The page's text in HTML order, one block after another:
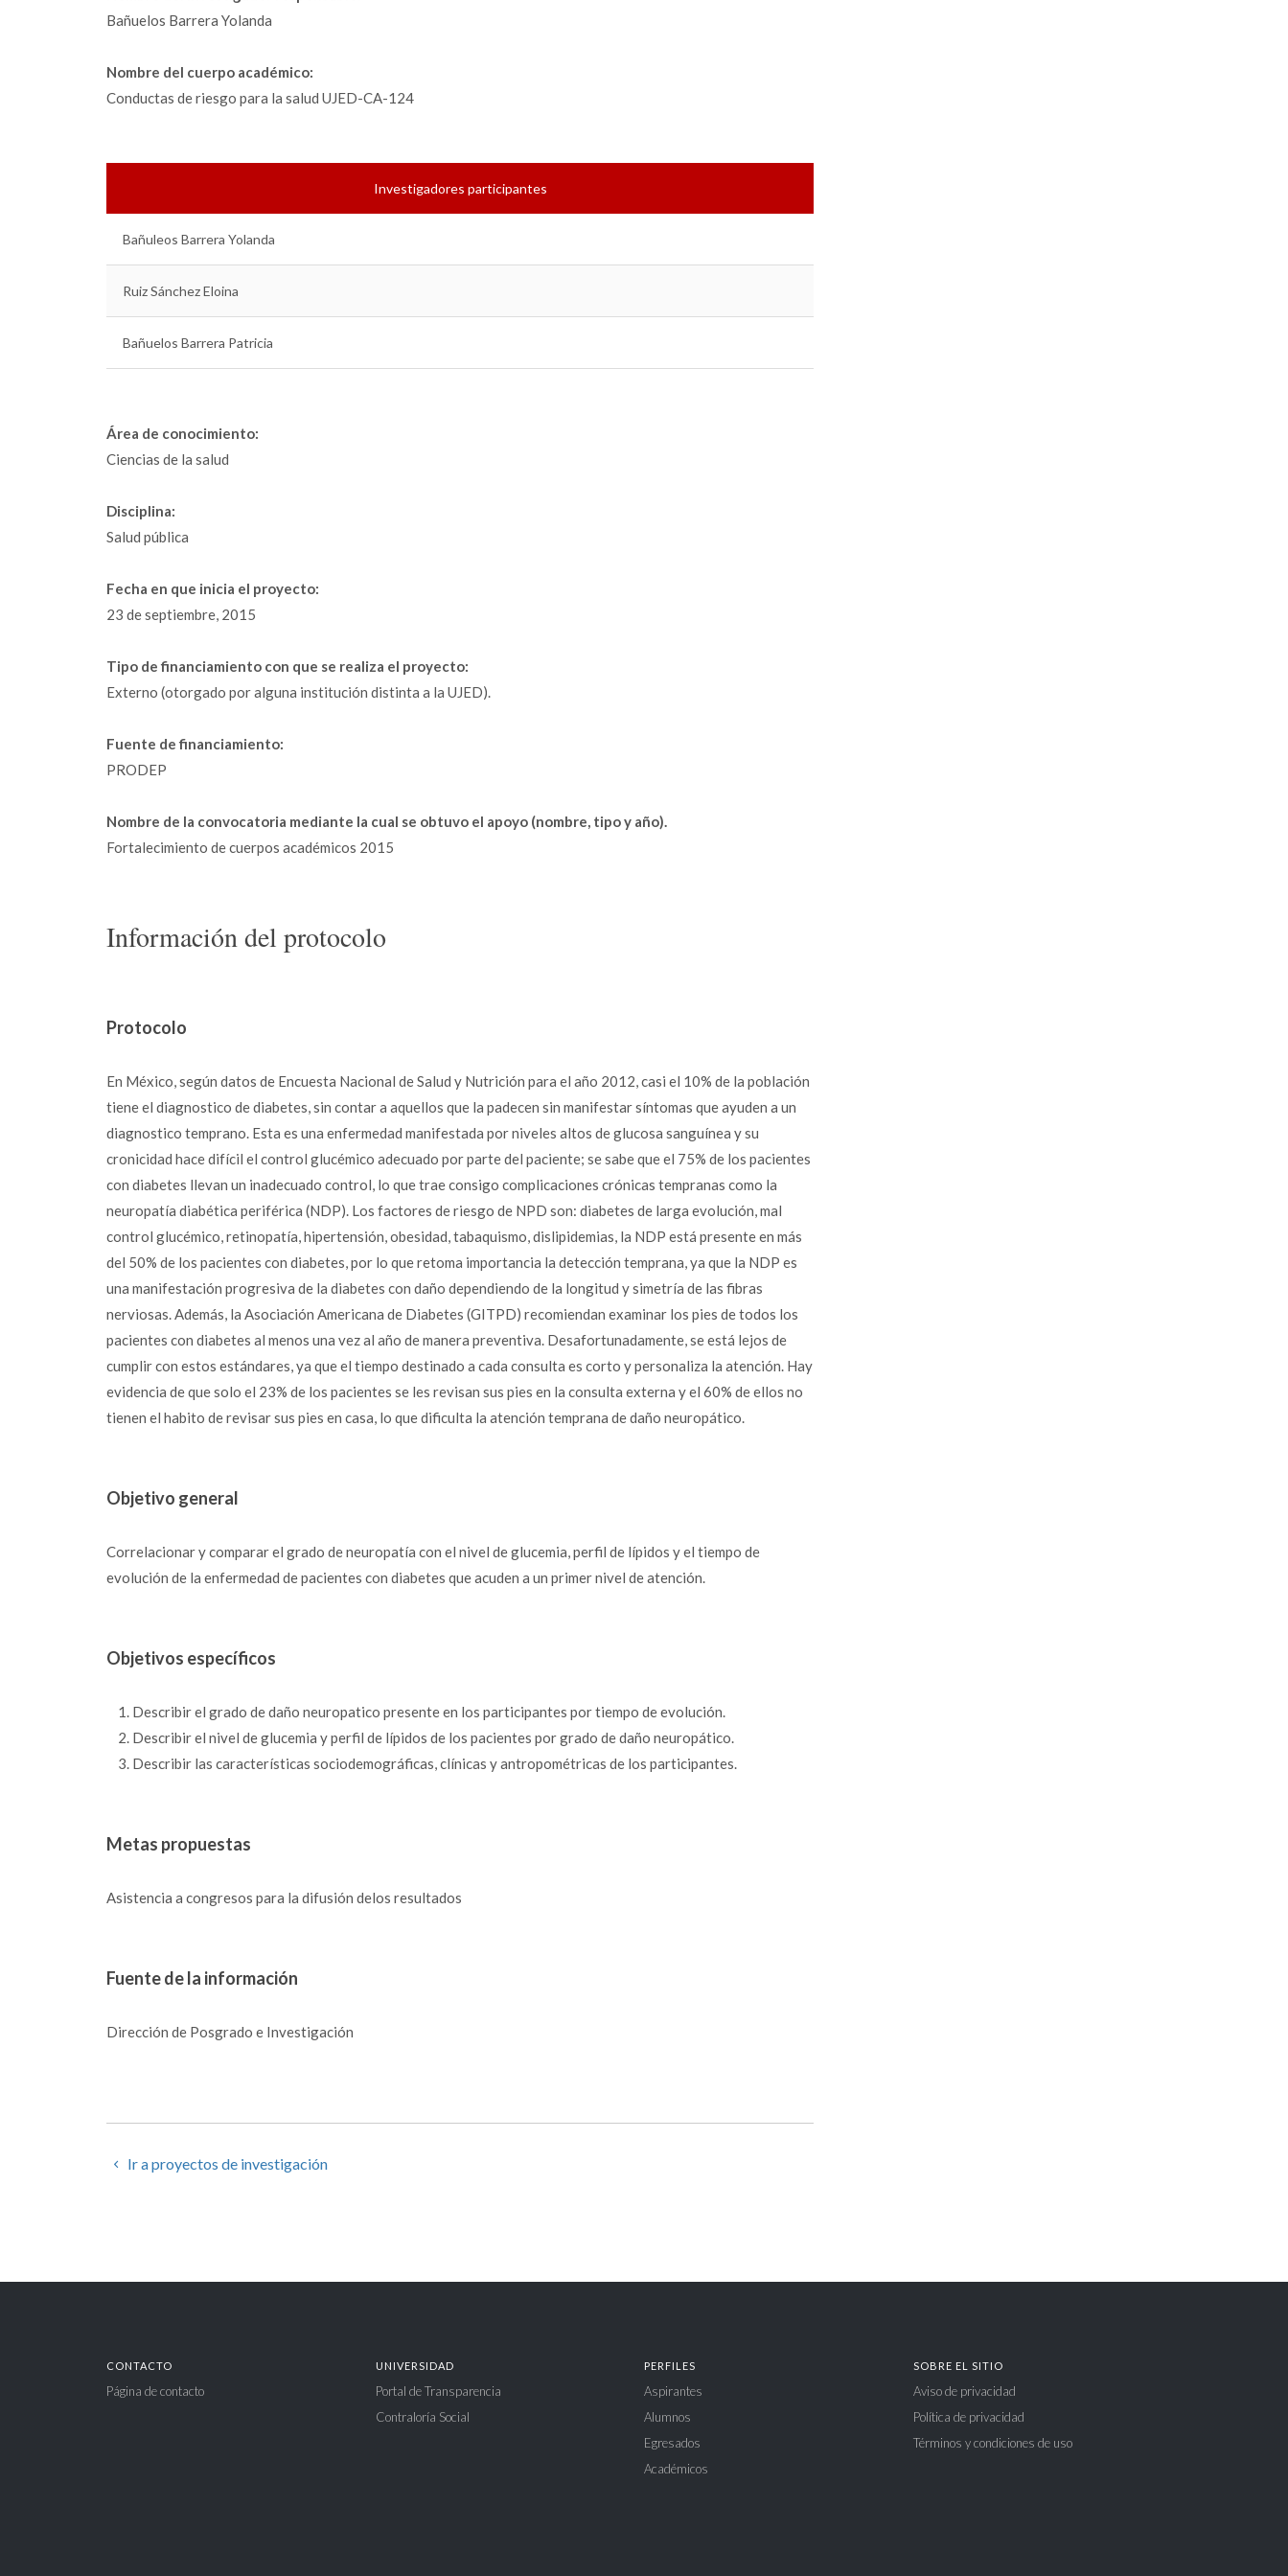
Bañuelos Barrera Yolanda
Nombre del cuerpo académico:
Conductas de riesgo para la salud UJED-CA-124
Investigadores participantes
Bañuleos Barrera Yolanda
Ruiz Sánchez Eloina
Bañuelos Barrera Patricia
Área de conocimiento:
Ciencias de la salud
Disciplina:
Salud pública
Fecha en que inicia el proyecto:
23 de septiembre, 2015
Tipo de financiamiento con que se realiza el proyecto:
Externo (otorgado por alguna institución distinta a la UJED).
Fuente de financiamiento:
PRODEP
Nombre de la convocatoria mediante la cual se obtuvo el apoyo (nombre, tipo y año).
Fortalecimiento de cuerpos académicos 2015
Información del protocolo
Protocolo
En México, según datos de Encuesta Nacional de Salud y Nutrición para el año 2012, casi el 10% de la población
tiene el diagnostico de diabetes, sin contar a aquellos que la padecen sin manifestar síntomas que ayuden a un
diagnostico temprano. Esta es una enfermedad manifestada por niveles altos de glucosa sanguínea y su
cronicidad hace difícil el control glucémico adecuado por parte del paciente; se sabe que el 75% de los pacientes
con diabetes llevan un inadecuado control, lo que trae consigo complicaciones crónicas tempranas como la
neuropatía diabética periférica (NDP). Los factores de riesgo de NPD son: diabetes de larga evolución, mal
control glucémico, retinopatía, hipertensión, obesidad, tabaquismo, dislipidemias, la NDP está presente en más
del 50% de los pacientes con diabetes, por lo que retoma importancia la detección temprana, ya que la NDP es
una manifestación progresiva de la diabetes con daño dependiendo de la longitud y simetría de las fibras
nerviosas. Además, la Asociación Americana de Diabetes (GITPD) recomiendan examinar los pies de todos los
pacientes con diabetes al menos una vez al año de manera preventiva. Desafortunadamente, se está lejos de
cumplir con estos estándares, ya que el tiempo destinado a cada consulta es corto y personaliza la atención. Hay
evidencia de que solo el 23% de los pacientes se les revisan sus pies en la consulta externa y el 60% de ellos no
tienen el habito de revisar sus pies en casa, lo que dificulta la atención temprana de daño neuropático.
Objetivo general
Correlacionar y comparar el grado de neuropatía con el nivel de glucemia, perfil de lípidos y el tiempo de
evolución de la enfermedad de pacientes con diabetes que acuden a un primer nivel de atención.
Objetivos específicos
Describir el grado de daño neuropatico presente en los participantes por tiempo de evolución.
Describir el nivel de glucemia y perfil de lípidos de los pacientes por grado de daño neuropático.
Describir las características sociodemográficas, clínicas y antropométricas de los participantes.
Metas propuestas
Asistencia a congresos para la difusión delos resultados
Fuente de la información
Dirección de Posgrado e Investigación
Ir a proyectos de investigación
CONTACTO
Página de contacto
UNIVERSIDAD
Portal de Transparencia
Contraloría Social
PERFILES
Aspirantes
Alumnos
Egresados
Académicos
SOBRE EL SITIO
Aviso de privacidad
Política de privacidad
Términos y condiciones de uso